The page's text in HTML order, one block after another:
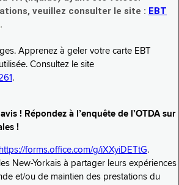
veuillez consulter le site : EBT
.
Apprenez à geler votre carte EBT
Consultez le site
.
! Répondez à l’enquête de l’OTDA sur
!
https://forms.office.com/g/iXXyiDETtG.
New-Yorkais à partager leurs expériences
et/ou de maintien des prestations du